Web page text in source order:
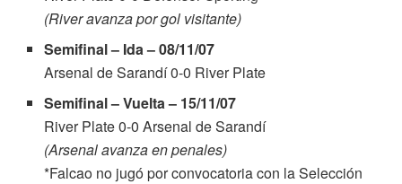
(River avanza por gol visitante)
Semifinal – Ida – 08/11/07
Arsenal de Sarandí 0-0 River Plate
Semifinal – Vuelta – 15/11/07
River Plate 0-0 Arsenal de Sarandí
(Arsenal avanza en penales)
*Falcao no jugó por convocatoria con la Selección